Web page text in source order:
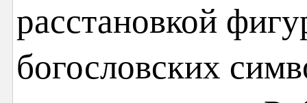
расстановкой
богословских